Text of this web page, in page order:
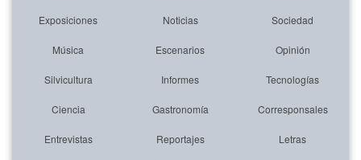
Exposiciones Noticias Sociedad
Música Escenarios Opinión
Silvicultura Informes Tecnologías
Ciencia Gastronomía Corresponsales
Entrevistas Reportajes Letras